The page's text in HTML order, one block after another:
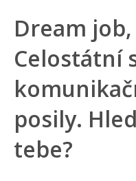
Dream
Celostátní
posily.
tebe?